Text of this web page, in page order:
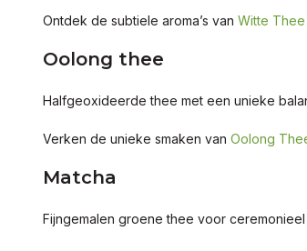
Ontdek de subtiele aroma’s van Witte
Oolong thee
Halfgeoxideerde thee met een unieke
Verken de unieke smaken van Oolong
Matcha
Fijngemalen groene thee voor